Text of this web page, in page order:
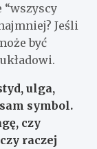
“wszyscy
Jeśli
być
ulga,
symbol.
czy
raczej